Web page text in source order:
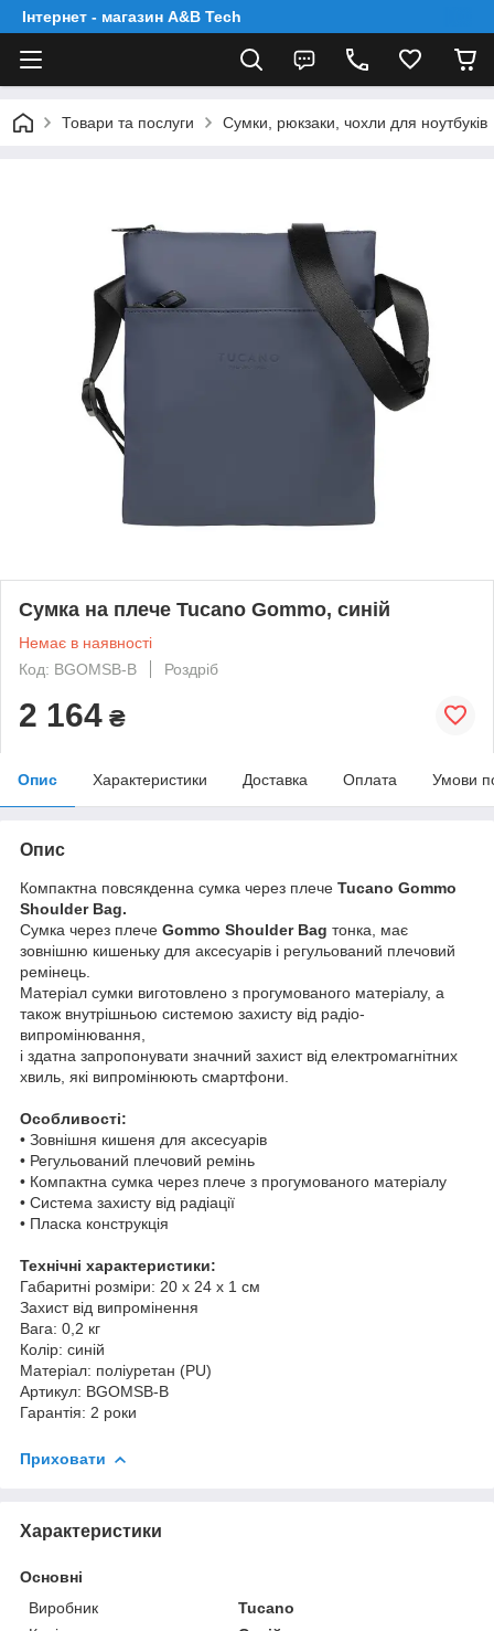
Інтернет - магазин A&B Tech
Товари та послуги Сумки, рюкзаки, чохли для ноутбуків
Сумка на плече Tucano Gommo, синій
Немає в наявності
Код: BGOMSB-B
Роздріб
2 164 ₴
Опис Характеристики Доставка Оплата Умови
Опис
Компактна повсякденна сумка через плече Tucano Gommo
Shoulder Bag.
Сумка через плече Gommo Shoulder Bag тонка, має
зовнішню кишеньку для аксесуарів і регульований плечовий
ремінець.
Матеріал сумки виготовлено з прогумованого матеріалу, а
також внутрішньою системою захисту від радіо-
випромінювання,
і здатна запропонувати значний захист від електромагнітних
хвиль, які випромінюють смартфони.
Особливості:
• Зовнішня кишеня для аксесуарів
• Регульований плечовий ремінь
• Компактна сумка через плече з прогумованого матеріалу
• Система захисту від радіації
• Пласка конструкція
Технічні характеристики:
Габаритні розміри: 20 х 24 х 1 см
Захист від випромінення
Вага: 0,2 кг
Колір: синій
Матеріал: поліуретан (PU)
Артикул: BGOMSB-B
Гарантія: 2 роки
Приховати
Характеристики
Основні
Виробник
Tucano